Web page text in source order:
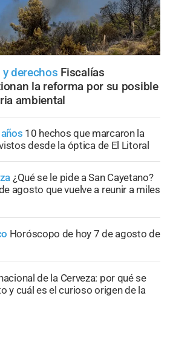
derechos Fiscalías
la reforma por su posible
ambiental
10 hechos que marcaron la
desde la óptica de El Litoral
¿Qué se le pide a San Cayetano?
agosto que vuelve a reunir a miles
Horóscopo de hoy 7 de agosto de
de la Cerveza: por qué se
y cuál es el curioso origen de la